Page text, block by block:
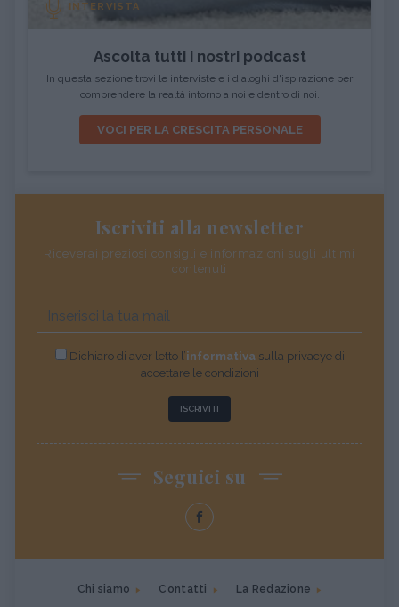
INTERVISTA
Ascolta tutti i nostri podcast
In questa sezione trovi le interviste e i dialoghi d'ispirazione per
comprendere la realtà intorno a noi e dentro di noi.
VOCI PER LA CRESCITA PERSONALE
Iscriviti alla newsletter
Riceverai preziosi consigli e informazioni sugli ultimi
contenuti
Dichiaro di aver letto l’informativasulla privacye di
accettare le condizioni
ISCRIVITI
Seguici su
Chi siamo Contatti La Redazione